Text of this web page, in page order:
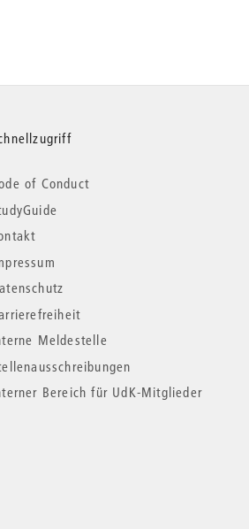
of Conduct
Meldestelle
Bereich für UdK-Mitglieder